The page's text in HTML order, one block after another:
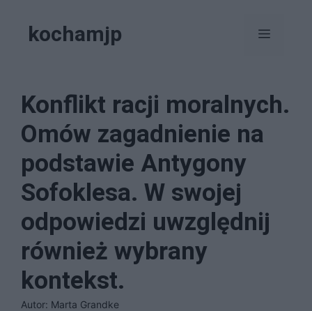
kochamjp Menu
Konflikt racji moralnych.
Omów zagadnienie na
podstawie Antygony
Sofoklesa. W swojej
odpowiedzi uwzględnij
również wybrany
kontekst.
Autor: Marta Grandke